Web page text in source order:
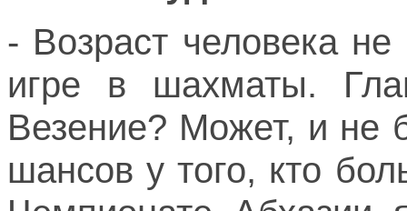
- Возраст человека
игре в шахматы.
Везение? Может, и не
шансов у того, кто